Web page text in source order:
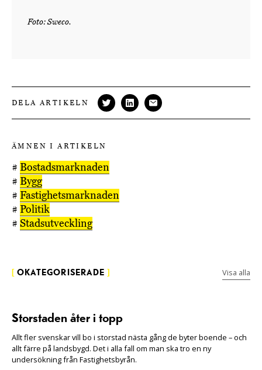
Foto: Sweco.
DELA ARTIKELN
ÄMNEN I ARTIKELN
# Bostadsmarknaden
# Bygg
# Fastighetsmarknaden
# Politik
# Stadsutveckling
OKATEGORISERADE Visa alla
Storstaden åter i topp
Allt fler svenskar vill bo i storstad nästa gång de byter boende – och
allt färre på landsbygd. Det i alla fall om man ska tro en ny
undersökning från Fastighetsbyrån.